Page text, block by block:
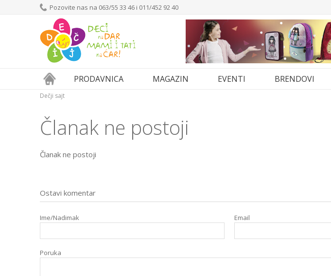
Pozovite nas na 063/55 33 46 i 011/452 92 40
PRODAVNICA MAGAZIN EVENTI BRENDOVI
Dečji sajt
Članak ne postoji
Članak ne postoji
Ostavi komentar
Ime/Nadimak Email
Poruka